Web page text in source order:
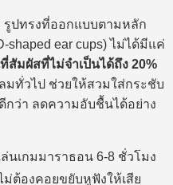
รูปทรงที่ออกแบบตามหลัก
shaped ear cups) ไม่ได้มีแค่
สัมผัสที่ไม่จำเป็นได้ถึง 20%
มทั่วไป ช่วยให้สวมใส่กระชับ
กว่า ลดความอับชื้นได้อย่าง
นเกมมาราธอน 6-8 ชั่วโมง
ต้องคอยขยับหูฟังให้เสีย